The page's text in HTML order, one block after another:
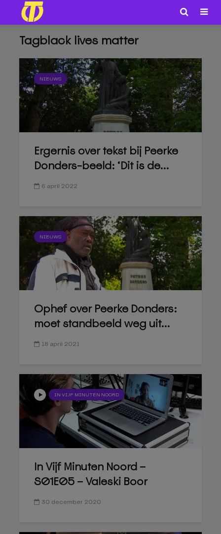
Tagblack lives matter
NIEUWS
Ergernis over tekst bij Peerke
Donders-beeld: ‘Dit is de...
6 april 2022
NIEUWS
Ophef over Peerke Donders:
moet standbeeld weg uit...
18 april 2021
IN VIJF MINUTEN NOORD
In Vijf Minuten Noord –
S01E05 – Valeski Boor
30 december 2020